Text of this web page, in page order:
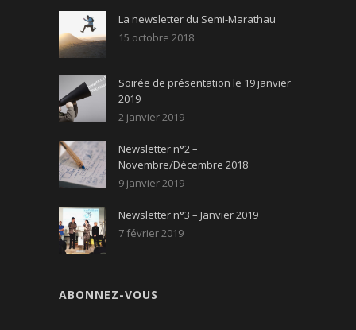
La newsletter du Semi-Marathau
15 octobre 2018
Soirée de présentation le 19 janvier
2019
2 janvier 2019
Newsletter n°2 –
Novembre/Décembre 2018
9 janvier 2019
Newsletter n°3 – Janvier 2019
7 février 2019
ABONNEZ-VOUS